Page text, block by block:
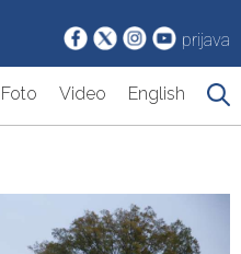
prijava
Foto Video English